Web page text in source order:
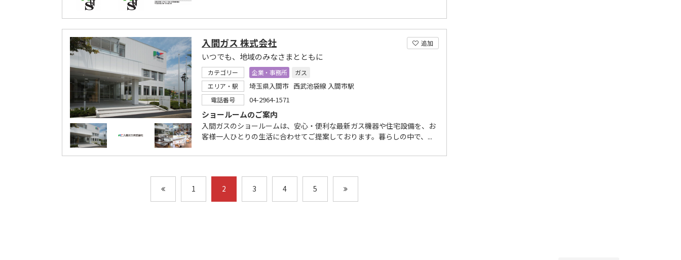
追加
入間ガス 株式会社
いつでも、地域のみなさまとともに
カテゴリー 企業・事務所
ガス
エリア・駅
埼玉県入間市 西武池袋線 入間市駅
電話番号 04-2964-1571
ショールームのご案内
入間ガスのショールームは、安心・便利な最新ガス機器や住宅設備を、お
客様一人ひとりの生活に合わせてご提案しております。暮らしの中で、...
1 2 3 4 5